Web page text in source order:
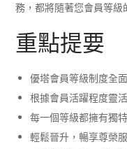
務，都將隨著您會員等級
重點提要
優塔會員等級制度全
根據會員活躍程度靈
每一個等級都擁有獨
輕鬆晉升，暢享尊榮